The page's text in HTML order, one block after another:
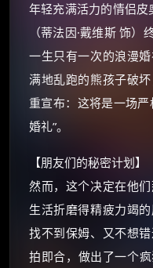
年轻充满活力的情侣皮
（蒂法因·戴维斯 饰
一生只有一次的浪漫
满地乱跑的熊孩子破
重宣布：这将是一场
婚礼”。
【朋友们的秘密计划】
然而，这个决定在他
生活折磨得精疲力竭
找不到保姆、又不想
拍即合，做出了一个
🧧 福利领取站
朋